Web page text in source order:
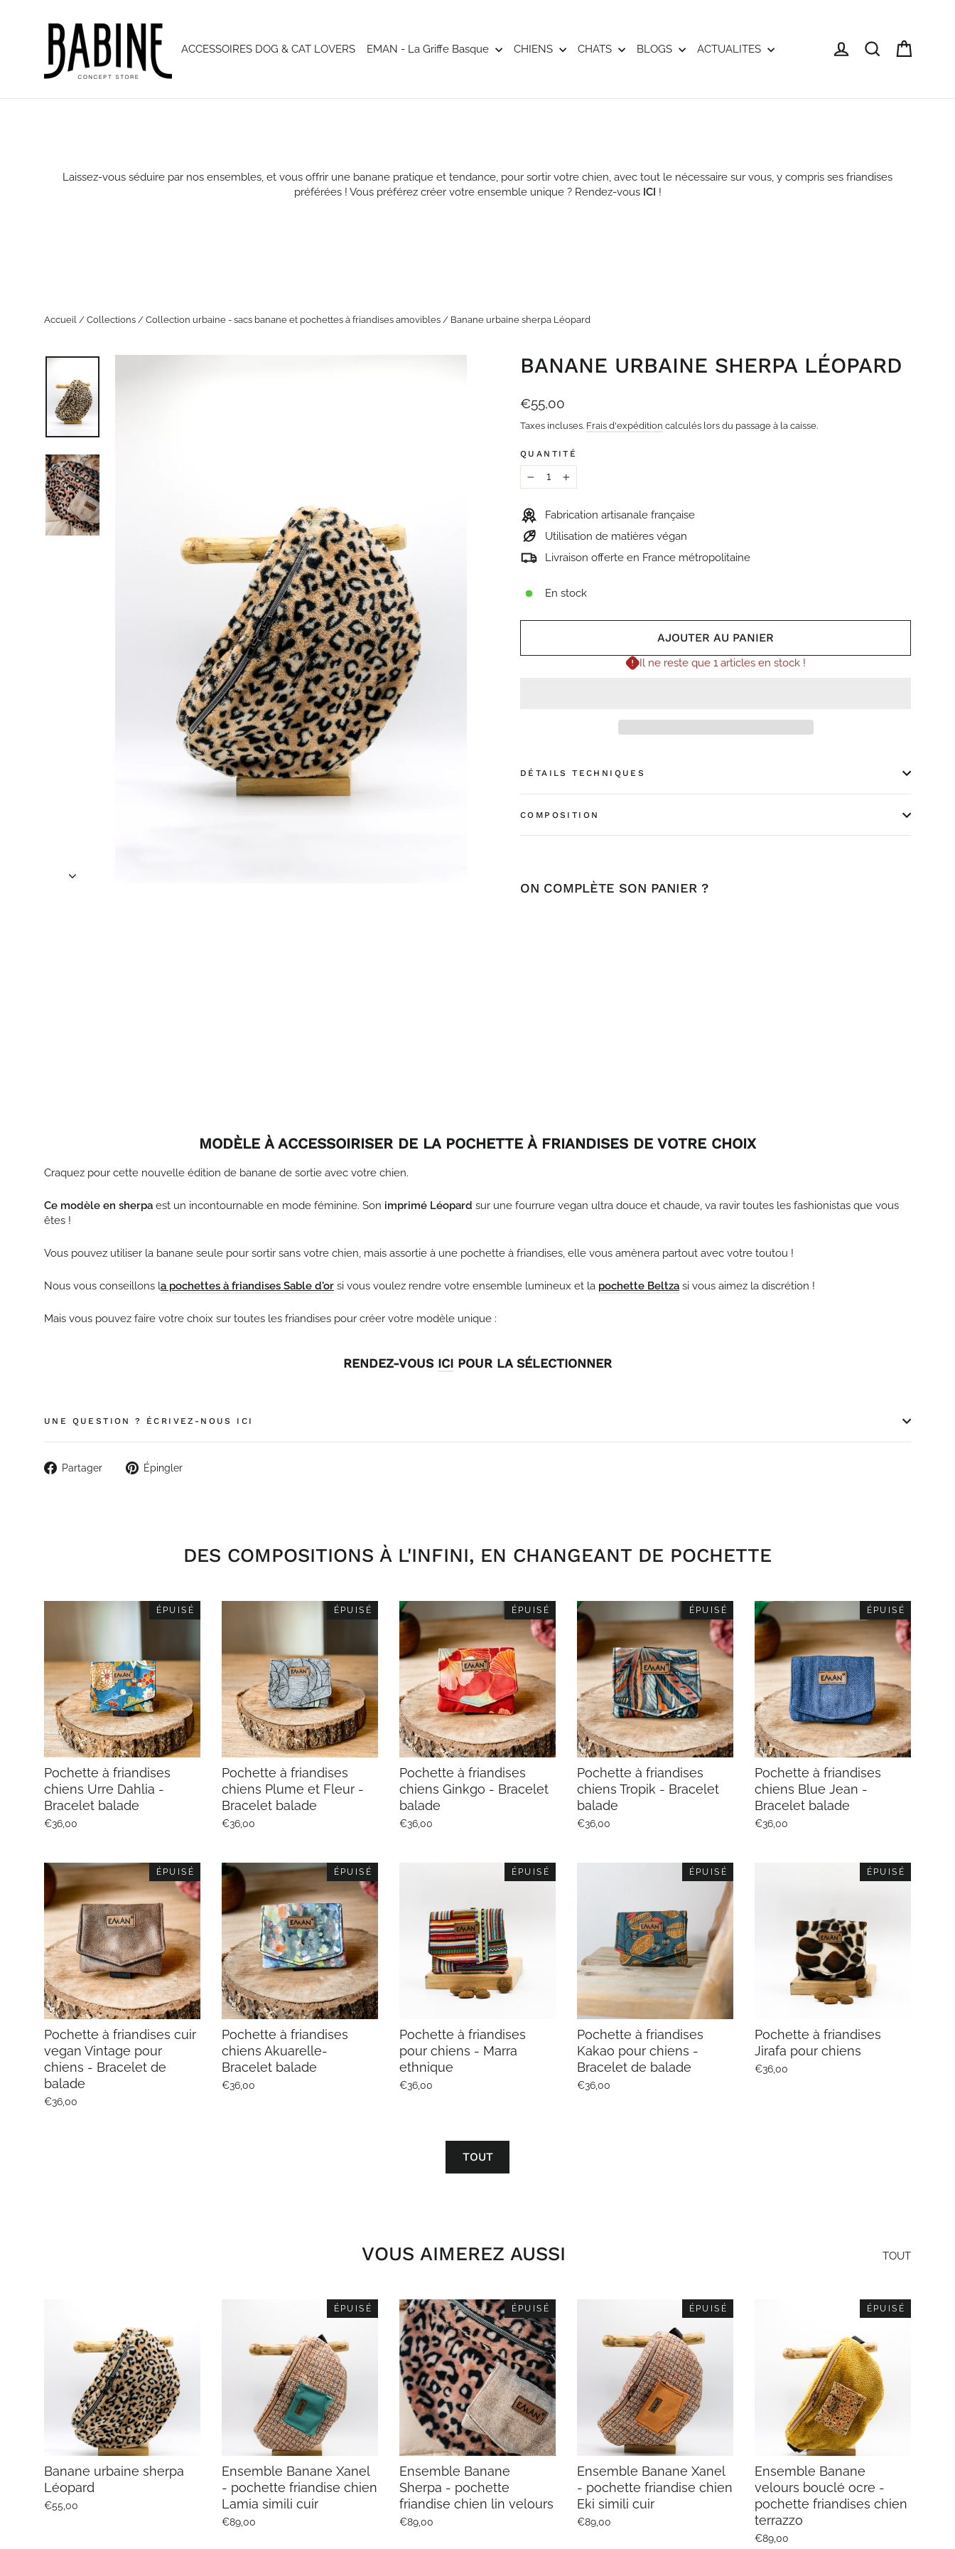
ACCESSOIRES DOG & CAT LOVERS
EMAN - La Griffe Basque CHIENS CHATS BLOGS ACTUALITES Se connecterRechercher
Laissez-vous séduire par nos ensembles, et vous offrir une banane pratique et tendance, pour sortir votre chien, avec tout le nécessaire sur vous, y compris ses friandises
préférées ! Vous préférez créer votre ensemble unique ? Rendez-vous ICI !
Accueil / Collections / Collection urbaine - sacs banane et pochettes à friandises amovibles / Banane urbaine sherpa Léopard
BANANE URBAINE SHERPA LÉOPARD
Prix
€55,00
Taxes incluses. Frais d'expédition calculés lors du passage à la caisse.
QUANTITÉ
+
Fabrication artisanale française
Utilisation de matières végan
Livraison offerte en France métropolitaine
En stock
AJOUTER AU PANIER
Il ne reste que 1 articles en stock !
DÉTAILS TECHNIQUES
COMPOSITION
ON COMPLÈTE SON PANIER ?
MODÈLE À ACCESSOIRISER DE LA POCHETTE À FRIANDISES DE VOTRE CHOIX
Craquez pour cette nouvelle édition de banane de sortie avec votre chien.
Ce modèle en sherpa est un incontournable en mode féminine. Son imprimé Léopard sur une fourrure vegan ultra douce et chaude, va ravir toutes les fashionistas que vous
êtes !
Vous pouvez utiliser la banane seule pour sortir sans votre chien, mais assortie à une pochette à friandises, elle vous amènera partout avec votre toutou !
Nous vous conseillons la pochettes à friandises Sable d'or si vous voulez rendre votre ensemble lumineux et la pochette Beltza si vous aimez la discrétion !
Mais vous pouvez faire votre choix sur toutes les friandises pour créer votre modèle unique :
RENDEZ-VOUS ICI POUR LA SÉLECTIONNER
UNE QUESTION ? ÉCRIVEZ-NOUS ICI
Partager
PartagerÉpingler
DES COMPOSITIONS À L'INFINI, EN CHANGEANT DE POCHETTE
ÉPUISÉ
Pochette à friandises
chiens Urre Dahlia -
Bracelet balade
€36,00
ÉPUISÉ
Pochette à friandises
chiens Plume et Fleur -
Bracelet balade
€36,00
ÉPUISÉ
Pochette à friandises
chiens Ginkgo - Bracelet
balade
€36,00
ÉPUISÉ
Pochette à friandises
chiens Tropik - Bracelet
balade
€36,00
ÉPUISÉ
Pochette à friandises
chiens Blue Jean -
Bracelet balade
€36,00
ÉPUISÉ
Pochette à friandises cuir
vegan Vintage pour
chiens - Bracelet de
balade
€36,00
ÉPUISÉ
Pochette à friandises
chiens Akuarelle-
Bracelet balade
€36,00
ÉPUISÉ
Pochette à friandises
pour chiens - Marra
ethnique
€36,00
ÉPUISÉ
Pochette à friandises
Kakao pour chiens -
Bracelet de balade
€36,00
ÉPUISÉ
Pochette à friandises
Jirafa pour chiens
€36,00
TOUT
VOUS AIMEREZ AUSSI TOUT
Banane urbaine sherpa
Léopard
€55,00
ÉPUISÉ
Ensemble Banane Xanel
- pochette friandise chien
Lamia simili cuir
€89,00
ÉPUISÉ
Ensemble Banane
Sherpa - pochette
friandise chien lin velours
€89,00
ÉPUISÉ
Ensemble Banane Xanel
- pochette friandise chien
Eki simili cuir
€89,00
ÉPUISÉ
Ensemble Banane
velours bouclé ocre -
pochette friandises chien
terrazzo
€89,00